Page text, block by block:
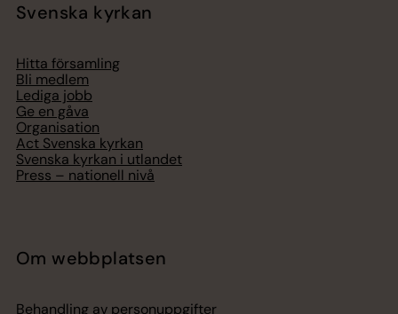
Svenska kyrkan
Hitta församling
Bli medlem
Lediga jobb
Ge en gåva
Organisation
Act Svenska kyrkan
Svenska kyrkan i utlandet
Press – nationell nivå
Om webbplatsen
Behandling av personuppgifter